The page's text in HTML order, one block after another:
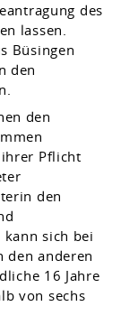
des
lassen.
Büsingen
den
den
ihrer Pflicht
den
sich bei
den anderen
16 Jahre
von sechs